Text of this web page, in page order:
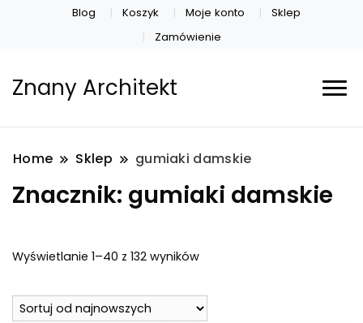
Blog Koszyk Moje konto
Sklep
Zamówienie
Znany Architekt
Home Sklep gumiaki damskie
Znacznik: gumiaki damskie
Wyświetlanie 1–40 z 132 wynikówPosortowane
najnowszych